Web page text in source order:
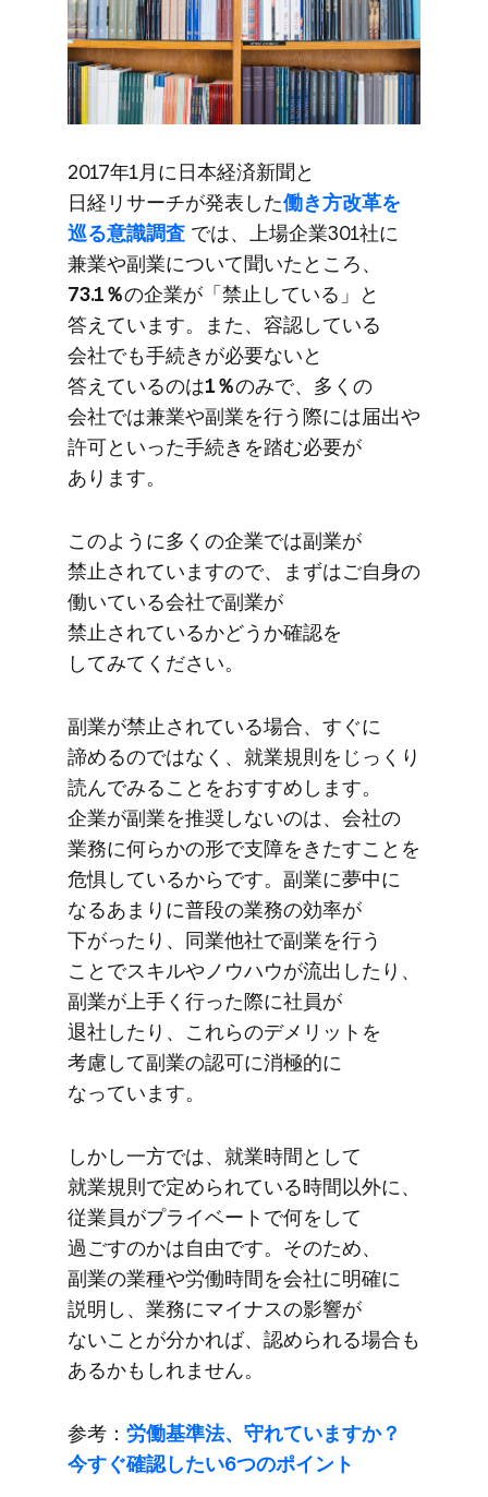
2017年1月に​日本経済新聞と​
日経リサーチが​発表した​働き方​改革を​
巡る​意識調査 では、​上場企業301社に​
兼業や​副業に​ついて​聞いた​ところ、
73.1％の​企業が​「禁止している」と​
答えています。​また、​容認している​
会社でも​手続きが​必要ないと​
答えているのは​1％のみで、​多くの​
会社では​兼業や​副業を​行う​際には​届出や​
許可と​いった​手続きを​踏む必要が​
あります。
このように​多くの​企業では​副業が​
禁止されていますので、​まずは​ご自身の​
働いている​会社で​副業が​
禁止されているか​どうか​確認を​
してみてください。
副業が​禁止されている​場合、​すぐに​
諦めるのではなく、​就業規則を​じっくり​
読んで​みる​ことを​おすすめします。​
企業が​副業を​推奨しないのは、​会社の​
業務に​何らかの​形で​支障を​きたす​ことを​
危惧しているからです。​副業に​夢中に​
なる​あまりに​普段の​業務の​効率が​
下がったり、​同業他社で​副業を​行う​
ことで​スキルや​ノウハウが​流出したり、​
副業が​上手く​行った​際に​社員が​
退社したり、​これらの​デメリットを​
考慮して​副業の​認可に​消極的に​
なっています。
しかし​一方では、​就業時間と​して​
就業規則で​定められている​時間以外に、​
従業員が​プライベートで​何を​して​
過ごすのかは​自由です。​その​ため、​
副業の​業種や​労働時間を​会社に​明確に​
説明し、​業務に​マイナスの​影響が​
ないことが​分かれば、​認められる​場合も​
あるかもしれません。
参考： 労働基準法、​守れていますか？​
今すぐ​確認したい​6つの​ポイント